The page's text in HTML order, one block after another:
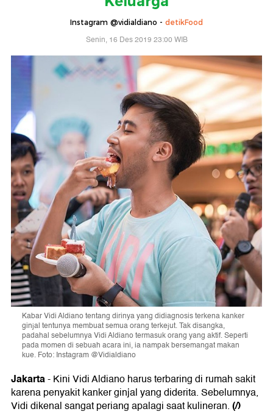
Instagram @vidialdiano - detikFood
Senin, 16 Des 2019 23:00 WIB
Kabar Vidi Aldiano tentang dirinya yang didiagnosis terkena kanker
ginjal tentunya membuat semua orang terkejut. Tak disangka,
padahal sebelumnya Vidi Aldiano termasuk orang yang aktif. Seperti
pada momen di sebuah acara ini, ia nampak bersemangat makan
kue. Foto: Instagram @Vidialdiano
Jakarta- Kini Vidi Aldiano harus terbaring di rumah sakit
karena penyakit kanker ginjal yang diderita. Sebelumnya,
Vidi dikenal sangat periang apalagi saat kulineran.(/)